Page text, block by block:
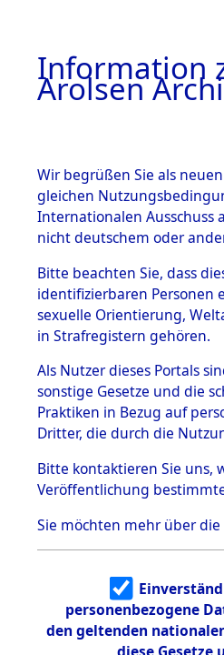
BESTÄNDE
1.
Inhaftierungsdoku
mente
1.2.9 Beim ITS
verwahrte
1.2.9.1
Effekten aus
dem KZ
Dachau
Effekten aus
dem KZ
Dachau,
Landesentsch
ädigungsamt
Effekten aus
dem KZ
Neuengamm
e
Information
Arolsen
Wir begrüßen Sie als
gleichen
Internationalen Ausschuss
nicht deutschem oder
Bitte beachten Sie, dass
identifizierbaren Personen
sexuelle Orientierung,
in Strafregistern gehören.
Als Nutzer dieses Portals
sonstige Gesetze und die
Praktiken in Bezug auf
Dritter, die durch die
Bitte kontaktieren Sie uns,
Veröffentlichung
Sie möchten mehr über
personenbezogene
den geltenden